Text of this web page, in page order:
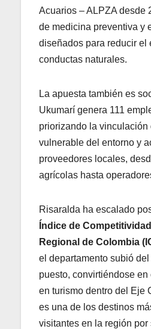
Acuarios – ALPZA desde
de medicina preventiva y
diseñados para reducir el
conductas naturales.
La apuesta también es
Ukumarí genera 111
priorizando la vinculación
vulnerable del entorno y
proveedores locales,
agrícolas hasta
Risaralda ha escalado
Índice de
Regional de Colombia
el departamento subió
puesto, convirtiéndose
en turismo dentro del Eje
es una de los destinos
visitantes en la región por